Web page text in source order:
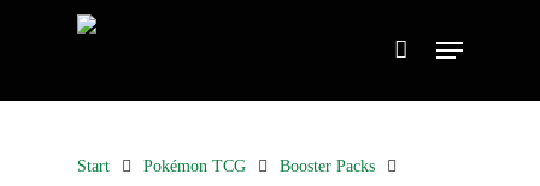
Start Pokémon TCG
Booster Packs